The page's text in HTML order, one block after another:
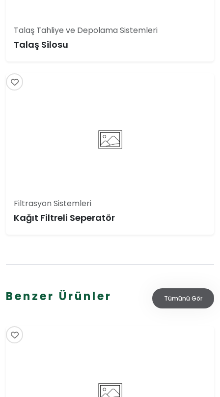
Talaş Tahliye ve Depolama Sistemleri
Talaş Silosu
Filtrasyon Sistemleri
Kağıt Filtreli Seperatör
Benzer Ürünler Tümünü Gör